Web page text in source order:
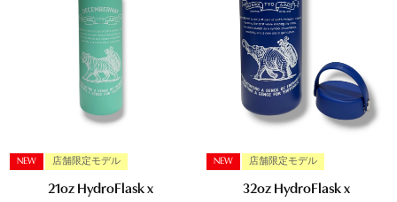
NEW 店舗限定モデル
21oz HydroFlask x
NEW 店舗限定モデル
32oz HydroFlask x